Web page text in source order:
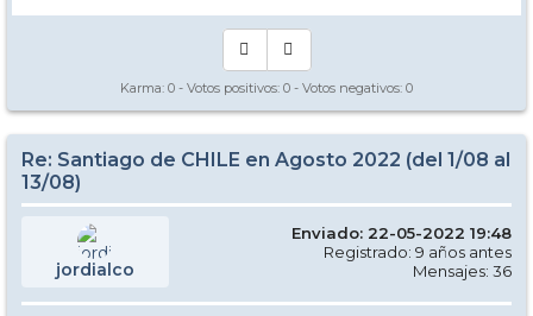
Karma: 0 - Votos positivos: 0 - Votos negativos: 0
Re: Santiago de CHILE en Agosto 2022 (del 1/08 al
13/08)
jordialco
Enviado: 22-05-2022 19:48
Registrado: 9 años antes
Mensajes: 36